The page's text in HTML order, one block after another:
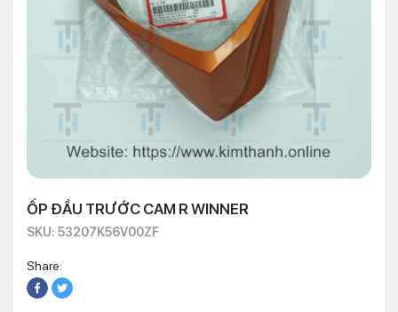
ỐP ĐẦU TRƯỚC CAM R WINNER
SKU: 53207K56V00ZF
Share: